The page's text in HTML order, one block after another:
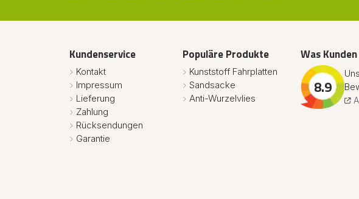
Kundenservice
Kontakt
Impressum
Lieferung
Zahlung
Rücksendungen
Garantie
Populäre Produkte
Kunststoff Fahrplatten
Sandsacke
Anti-Wurzelvlies
Was
8.9